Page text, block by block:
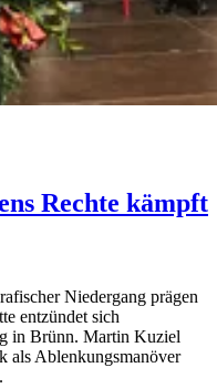
Rechte kämpft
Niedergang prägen
entzündet sich
in Brünn. Martin Kuziel
als Ablenkungsmanöver